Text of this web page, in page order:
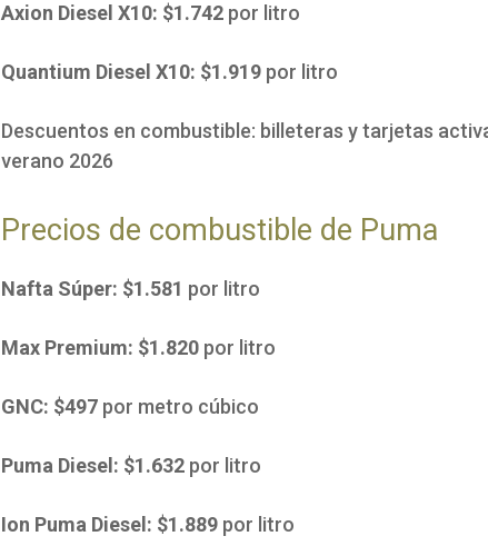
Axion Diesel X10: $1.742 por litro
Quantium Diesel X10: $1.919 por litro
Descuentos en combustible: billeteras y tarjetas
verano 2026
Precios de combustible de Puma
Nafta Súper: $1.581 por litro
Max Premium: $1.820 por litro
GNC: $497 por metro cúbico
Puma Diesel: $1.632 por litro
Ion Puma Diesel: $1.889 por litro